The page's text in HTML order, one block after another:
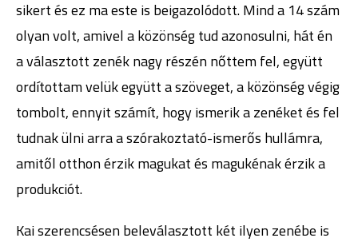
sikert és ez ma este is beigazolódott. Mind a 14 szám
olyan volt, amivel a közönség tud azonosulni, hát én
a választott zenék nagy részén nőttem fel, együtt
ordítottam velük együtt a szöveget, a közönség végig
tombolt, ennyit számít, hogy ismerik a zenéket és fel
tudnak ülni arra a szórakoztató-ismerős hullámra,
amitől otthon érzik magukat és magukénak érzik a
produkciót.
Kai szerencsésen beleválasztott két ilyen zenébe is